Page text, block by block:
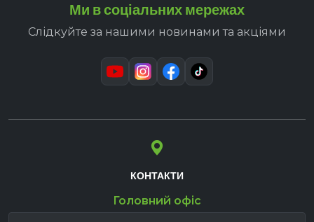
Ми в соціальних мережах
Слідкуйте за нашими новинами та акціями
КОНТАКТИ
Головний офіс